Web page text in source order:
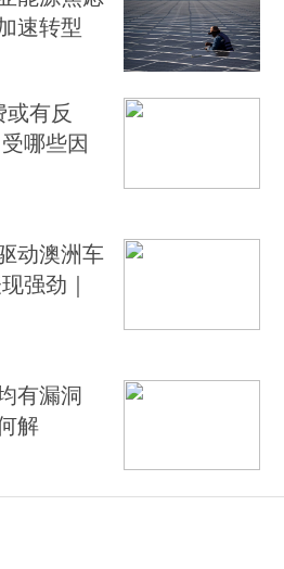
速转型
有反
哪些因
动澳洲车
强劲｜
有漏洞
解